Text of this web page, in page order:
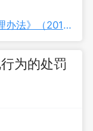
《会计师事务所执业许可和监督管理办法》（2019年修订）
为的处罚